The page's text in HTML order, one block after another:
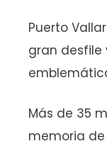
Puerto
gran desfile
Más de 35
memoria